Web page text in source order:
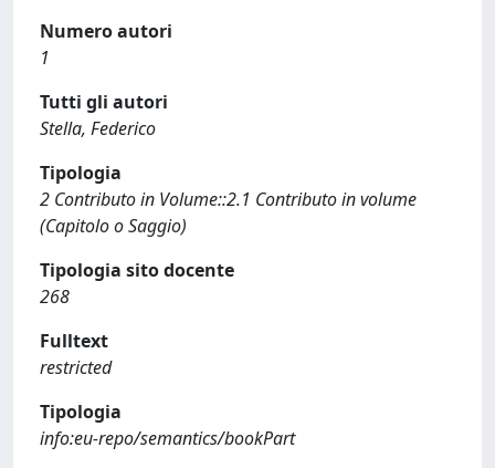
Numero autori
1
Tutti gli autori
Stella, Federico
Tipologia
2 Contributo in Volume::2.1 Contributo in volume
(Capitolo o Saggio)
Tipologia sito docente
268
Fulltext
restricted
Tipologia
info:eu-repo/semantics/bookPart